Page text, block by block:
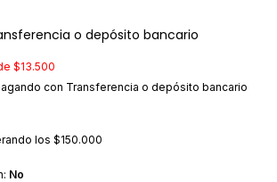
o depósito bancario
$13.500
con Transferencia o depósito bancario
los $150.000
No